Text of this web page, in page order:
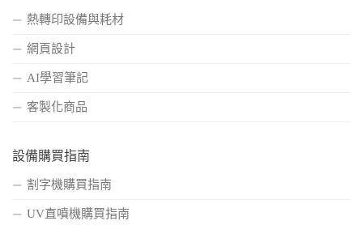
熱轉印設備與耗材
網頁設計
AI學習筆記
客製化商品
設備購買指南
割字機購買指南
UV直噴機購買指南